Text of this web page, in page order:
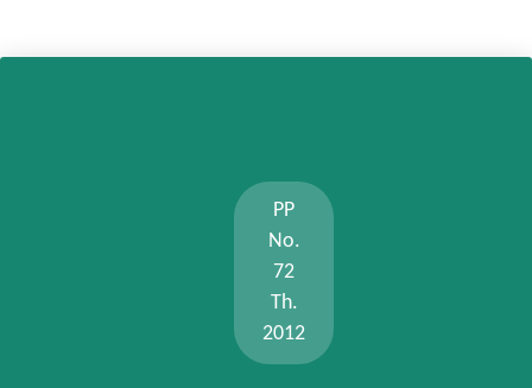
PP
No.
72
Th.
2012